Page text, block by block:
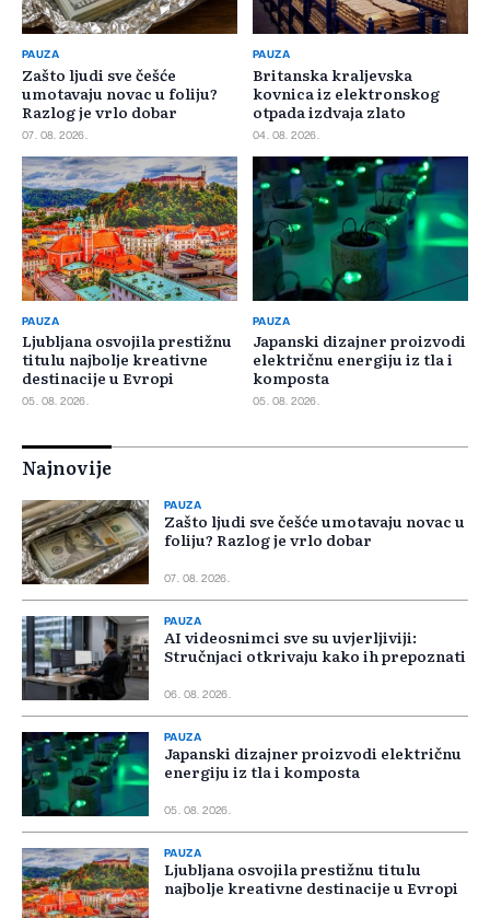
PAUZA
Zašto ljudi sve češće
umotavaju novac u foliju?
Razlog je vrlo dobar
07. 08. 2026.
PAUZA
Britanska kraljevska
kovnica iz elektronskog
otpada izdvaja zlato
04. 08. 2026.
PAUZA
Ljubljana osvojila prestižnu
titulu najbolje kreativne
destinacije u Evropi
05. 08. 2026.
PAUZA
Japanski dizajner proizvodi
električnu energiju iz tla i
komposta
05. 08. 2026.
Najnovije
PAUZA
Zašto ljudi sve češće umotavaju novac u
foliju? Razlog je vrlo dobar
07. 08. 2026.
PAUZA
AI videosnimci sve su uvjerljiviji:
Stručnjaci otkrivaju kako ih prepoznati
06. 08. 2026.
PAUZA
Japanski dizajner proizvodi električnu
energiju iz tla i komposta
05. 08. 2026.
PAUZA
Ljubljana osvojila prestižnu titulu
najbolje kreativne destinacije u Evropi